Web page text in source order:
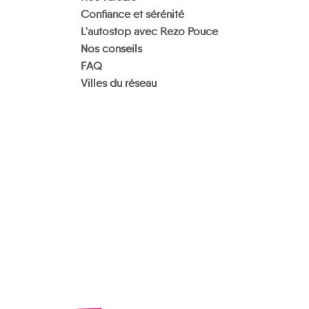
Confiance et sérénité
L'autostop avec Rezo Pouce
Nos conseils
FAQ
Villes du réseau